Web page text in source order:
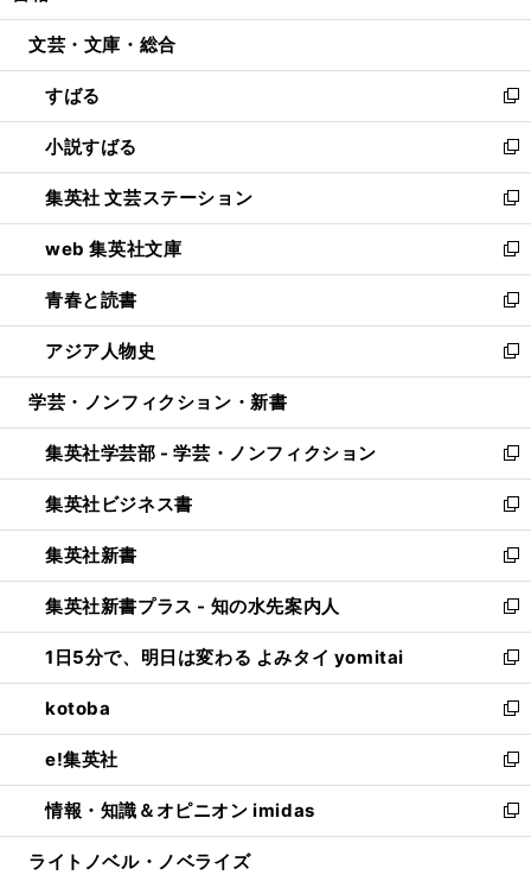
開
ウ
開
く
ン
ウ
で
開
く
ウ
ン
ド
ウ
で
開
く
文芸・文庫・総合
すばる
新
し
い
ウ
ィ
ン
ド
ウ
で
開
く
小説すばる
新
し
い
ウ
ィ
ン
ド
ウ
で
開
集英社 文芸ステーション
新
し
い
ウ
ィ
ン
ド
ウ
開
く
web 集英社文庫
新
し
い
ウ
ィ
ン
ウ
で
開
く
青春と読書
新
し
い
ウ
ン
ド
ウ
で
開
く
アジア人物史
新
し
ウ
ィ
ン
ド
ウ
で
開
く
学芸・ノンフィクション・新書
集英社学芸部 - 学芸・ノンフィクション
新
し
い
ウ
ィ
ン
ド
ウ
で
開
く
集英社ビジネス書
新
し
い
ウ
ィ
ン
ド
ウ
で
開
く
集英社新書
新
し
い
ウ
ィ
ン
ド
ウ
で
開
く
集英社新書プラス - 知の水先案内人
新
し
い
ウ
ィ
ン
ド
ウ
で
開
1日5分で、明日は変わる よみタイ yomitai
新
し
い
ウ
ィ
ン
ド
ウ
kotoba
新
し
い
ウ
ィ
ン
e!集英社
新
し
い
ウ
情報・知識＆オピニオン imidas
新
し
ライトノベル・ノベライズ